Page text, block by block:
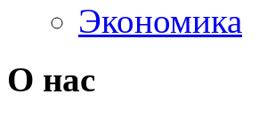
Экономика
О нас